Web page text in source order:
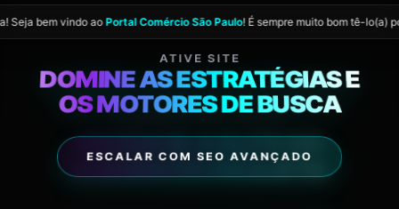
08:36:24
! Seja bem vindo ao Portal Comércio São Paulo! É sempre muito bom tê-lo(a)
COMÉRCIO SÃO PAULO
VIVENCIE A ELITE DO
COMÉRCIO PAULISTA
ATIVE SITE
DOMINE AS ESTRATÉGIAS E
OS MOTORES DE BUSCA